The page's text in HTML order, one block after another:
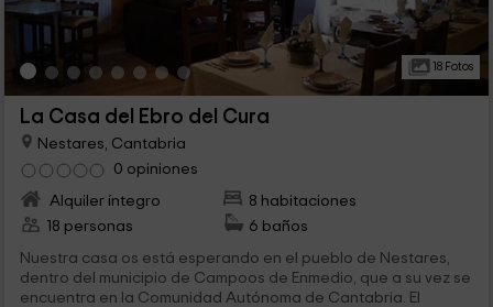
18 Fotos
La Casa del Ebro del Cura
Nestares, Cantabria
0 opiniones
Alquiler íntegro
8 habitaciones
18 personas
6 baños
Nuestra casa os está esperando en el pueblo de Nestares,
dentro del municipio de Campoos de Enmedio, que a su vez se
encuentra en la Comunidad Autónoma de Cantabria. El